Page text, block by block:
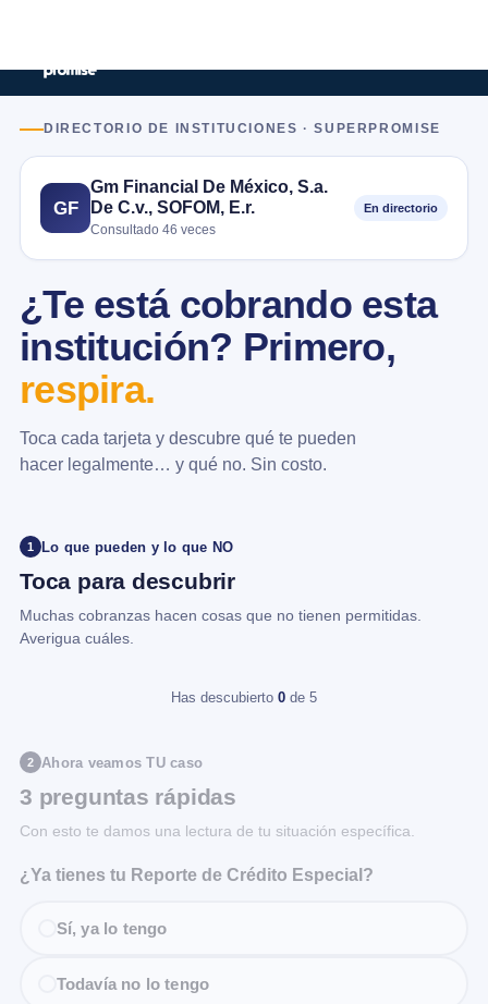
DIRECTORIO DE INSTITUCIONES · SUPERPROMISE
GF
Gm Financial De México, S.a.
De C.v., SOFOM, E.r.
Consultado 46 veces
En directorio
¿Te está cobrando esta
institución? Primero,
respira.
Toca cada tarjeta y descubre qué te pueden
hacer legalmente… y qué no. Sin costo.
1 Lo que pueden y lo que NO
Toca para descubrir
Muchas cobranzas hacen cosas que no tienen permitidas.
Averigua cuáles.
Has descubierto 0 de 5
2 Ahora veamos TU caso
3 preguntas rápidas
Con esto te damos una lectura de tu situación específica.
¿Ya tienes tu Reporte de Crédito Especial?
Sí, ya lo tengo
Todavía no lo tengo